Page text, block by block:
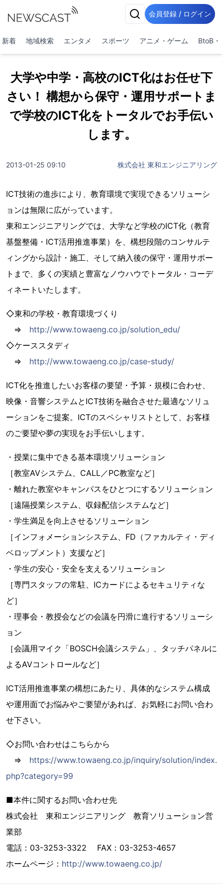
会員登録 / ログイン
新着 地域検索 エンタメ スポーツ アニメ・ゲーム BtoB・
大学や中学・高校のICT化はお任せ下
さい！ 構想から保守・運用サポートま
で学校のICT化をトータルでお手伝い
します。
2013-01-25 09:10 株式会社 東和エンジニアリング
ICT技術の進歩により、教育環境で実現できるソリューシ
ョンは無限に広がっています。
東和エンジニアリングでは、大学など学校のICT化（教育
基盤整備・ICT活用推進事業）を、構想段階のコンサルテ
ィングから設計・施工、そして納入後の保守・運用サポー
トまで、多くの実績と豊富なノウハウでトータル・コーデ
ィネートいたします。
◇東和の学校・教育環境づくり
⇒ http://www.towaeng.co.jp/solution_edu/
◇ケーススタディ
⇒ http://www.towaeng.co.jp/case-study/
ICT化を推進したいお客様の要望・予算・規模に合わせ、
映像・音響システムとICT技術を融合させた最適なソリュ
ーションをご提案。ICTのスペシャリストとして、お客様
のご要望や夢の実現をお手伝いします。
・授業に集中できる基本環境ソリューション
［教室AVシステム、CALL／PC教室など］
・離れた教室やキャンパスをひとつにするソリューション
［遠隔授業システム、収録配信システムなど］
・学生満足を向上させるソリューション
［インフォメーションシステム、FD（ファカルティ・ディ
ベロップメント）支援など］
・学生の安心・安全を支えるソリューション
［専門スタッフの常駐、ICカードによるセキュリティな
ど］
・理事会・教授会などの会議を円滑に進行するソリューシ
ョン
［会議用マイク「BOSCH会議システム」、タッチパネルに
よるAVコントロールなど］
ICT活用推進事業の構想にあたり、具体的なシステム構成
や運用面でお悩みやご要望があれば、お気軽にお問い合わ
せ下さい。
◇お問い合わせはこちらから
⇒ https://www.towaeng.co.jp/inquiry/solution/index.
php?category=99
■本件に関するお問い合わせ先
株式会社 東和エンジニアリング 教育ソリューション営
業部
電話：03-3253-3322 FAX：03-3253-4657
ホームページ： http://www.towaeng.co.jp/